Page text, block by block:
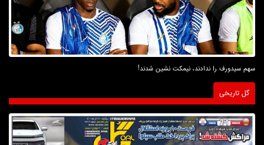
سهم سیدورف را ندادند، نیمکت نشین شدند!
گل تاریخی